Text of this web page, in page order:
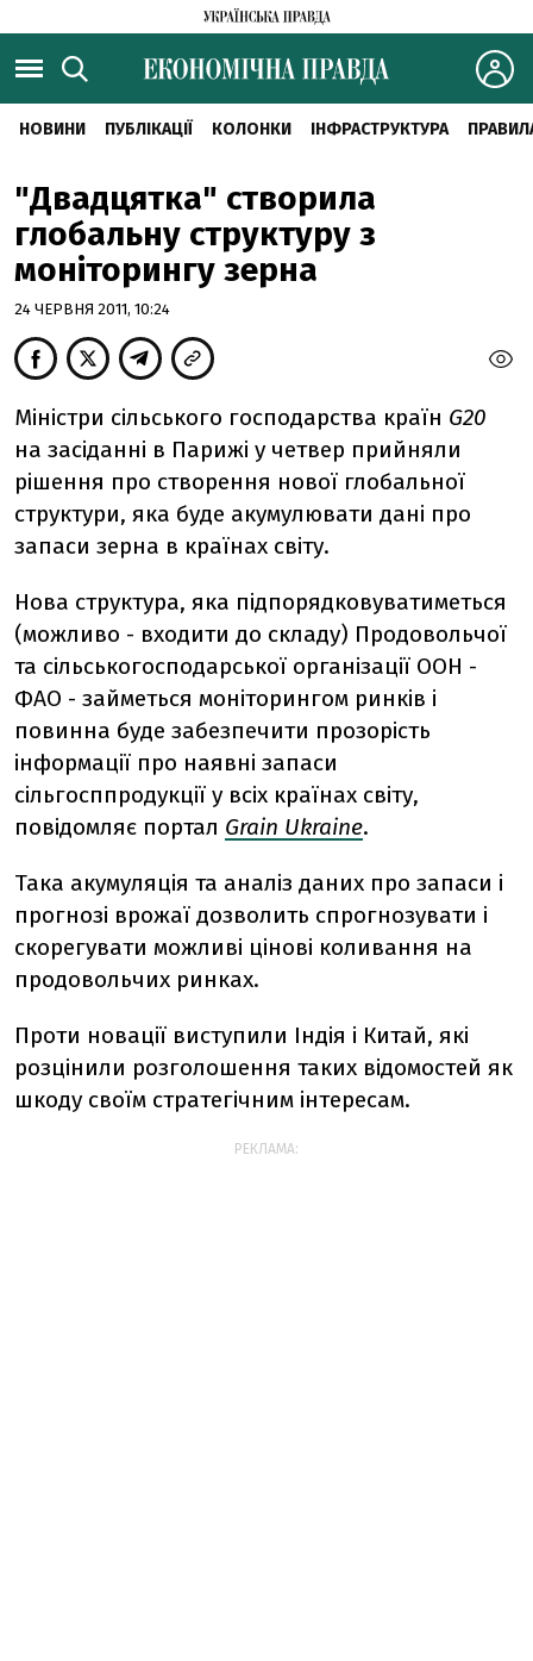
НОВИНИ ПУБЛІКАЦІЇ КОЛОНКИ ІНФРАСТРУКТУРА
"Двадцятка" створила
глобальну структуру з
моніторингу зерна
24 ЧЕРВНЯ 2011, 10:24
Міністри сільського господарства країн G20
на засіданні в Парижі у четвер прийняли
рішення про створення нової глобальної
структури, яка буде акумулювати дані про
запаси зерна в країнах світу.
Нова структура, яка підпорядковуватиметься
(можливо - входити до складу) Продовольчої
та сільськогосподарської організації ООН -
ФАО - займеться моніторингом ринків і
повинна буде забезпечити прозорість
інформації про наявні запаси
сільгосппродукції у всіх країнах світу,
повідомляє портал Grain Ukraine.
Така акумуляція та аналіз даних про запаси і
прогнозі врожаї дозволить спрогнозувати і
скорегувати можливі цінові коливання на
продовольчих ринках.
Проти новації виступили Індія і Китай, які
розцінили розголошення таких відомостей як
шкоду своїм стратегічним інтересам.
РЕКЛАМА: